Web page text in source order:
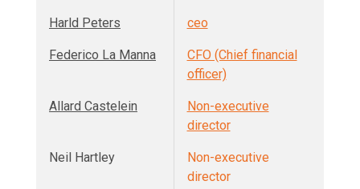
Harld Peters ceo
Federico La Manna
CFO (Chief financial
officer)
Allard Castelein
Non-executive
director
Neil Hartley
Non-executive
director